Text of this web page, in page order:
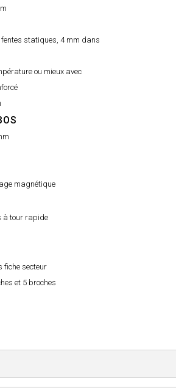
statiques, 4 mm dans
ou mieux avec
magnétique
à tour rapide
fiche secteur
et 5 broches